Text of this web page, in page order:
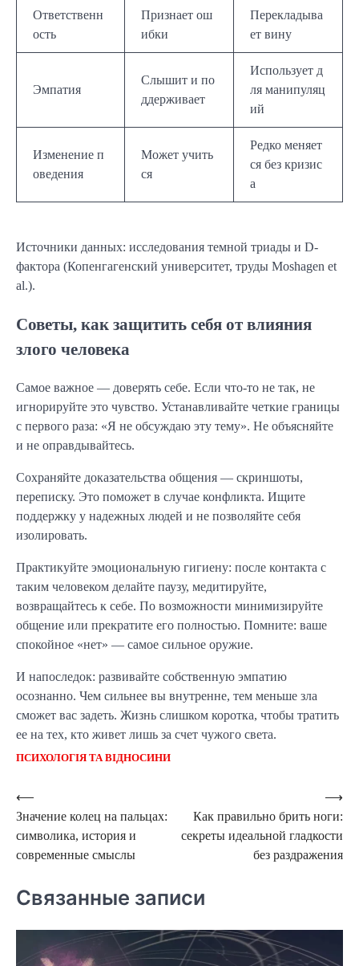
Ответственн
ость
Признает ош
ибки
Перекладыва
ет вину
Эмпатия
Слышит и по
ддерживает
Использует д
ля манипуляц
ий
Изменение п
оведения
Может учить
ся
Редко меняет
ся без кризис
а
Источники данных: исследования темной триады и D-
фактора (Копенгагенский университет, труды Moshagen et
al.).
Советы, как защитить себя от влияния
злого человека
Самое важное — доверять себе. Если что-то не так, не
игнорируйте это чувство. Устанавливайте четкие границы
с первого раза: «Я не обсуждаю эту тему». Не объясняйте
и не оправдывайтесь.
Сохраняйте доказательства общения — скриншоты,
переписку. Это поможет в случае конфликта. Ищите
поддержку у надежных людей и не позволяйте себя
изолировать.
Практикуйте эмоциональную гигиену: после контакта с
таким человеком делайте паузу, медитируйте,
возвращайтесь к себе. По возможности минимизируйте
общение или прекратите его полностью. Помните: ваше
спокойное «нет» — самое сильное оружие.
И напоследок: развивайте собственную эмпатию
осознанно. Чем сильнее вы внутренне, тем меньше зла
сможет вас задеть. Жизнь слишком коротка, чтобы тратить
ее на тех, кто живет лишь за счет чужого света.
ПСИХОЛОГІЯ ТА ВІДНОСИНИ
Навигация
по
записям
⟵
Значение колец на пальцах:
символика, история и
современные смыслы
Как правильно брить ноги:
секреты идеальной гладкости
без раздражения
⟶
Связанные записи